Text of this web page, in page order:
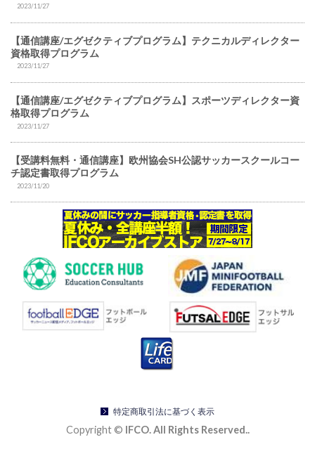
2023/11/27
【通信講座/エグゼクティブプログラム】テクニカルディレクター
資格取得プログラム
2023/11/27
【通信講座/エグゼクティブプログラム】スポーツディレクター資
格取得プログラム
2023/11/27
【受講料無料・通信講座】欧州協会SH公認サッカースクールコー
チ認定書取得プログラム
2023/11/20
Copyright © IFCO. All Rights Reserved..
特定商取引法に基づく表示